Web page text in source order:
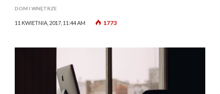
DOM I WNĘTRZE
11 KWIETNIA, 2017, 11:44 AM 1773